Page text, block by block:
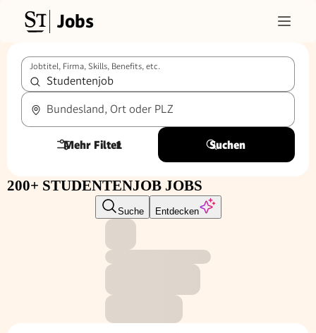
Jobs
Jobtitel, Firma, Skills, Benefits, etc.
Bundesland, Ort oder PLZ
Mehr Filter
1 Suchen
200+ STUDENTENJOB JOBS
Suche Entdecken